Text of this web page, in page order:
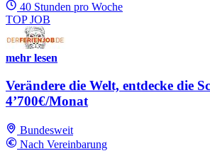
40 Stunden pro Woche
TOP JOB
mehr lesen
Verändere die Welt, entdecke die
4’700€/Monat
Bundesweit
Nach Vereinbarung